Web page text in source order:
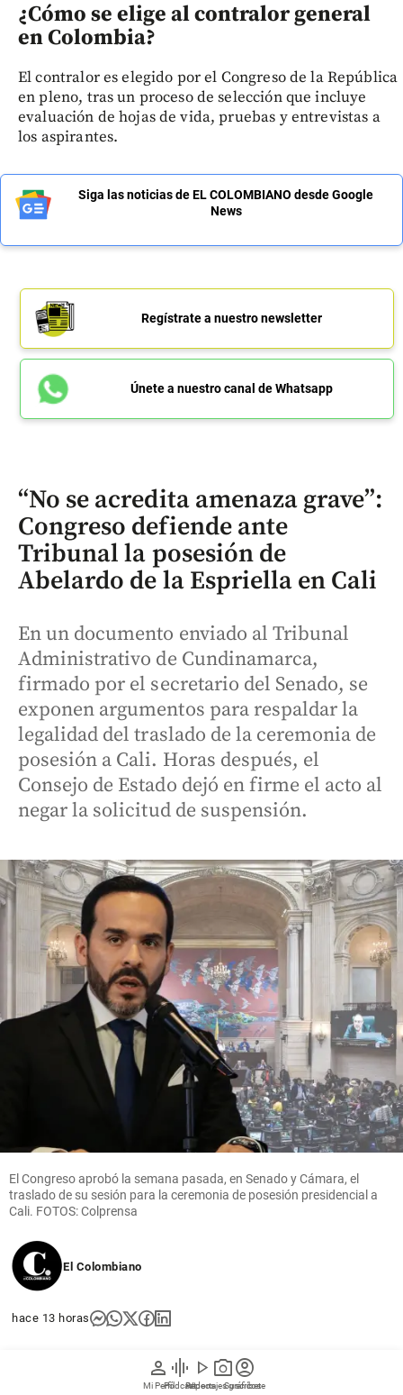
person
Mi Perfil
graphic_eq
Pódcast
play_arrow
Videos
photo_camera
Reportajes gráficos
account_circle
Suscríbete
¿Cómo se elige al contralor general
en Colombia?
El contralor es elegido por el Congreso de la República
en pleno, tras un proceso de selección que incluye
evaluación de hojas de vida, pruebas y entrevistas a
los aspirantes.
Siga las noticias de EL COLOMBIANO desde Google
News
Regístrate a nuestro newsletter
Únete a nuestro canal de Whatsapp
“No se acredita amenaza grave”:
Congreso defiende ante
Tribunal la posesión de
Abelardo de la Espriella en Cali
En un documento enviado al Tribunal
Administrativo de Cundinamarca,
firmado por el secretario del Senado, se
exponen argumentos para respaldar la
legalidad del traslado de la ceremonia de
posesión a Cali. Horas después, el
Consejo de Estado dejó en firme el acto al
negar la solicitud de suspensión.
El Congreso aprobó la semana pasada, en Senado y Cámara, el
traslado de su sesión para la ceremonia de posesión presidencial a
Cali. FOTOS: Colprensa
El Colombiano
hace 13 horas
El Congreso salió en defensa de la decisión de
realizar la posesión de Abelardo de la Espriella en